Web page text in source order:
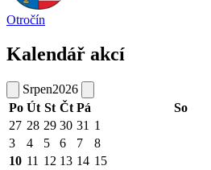
Otročín
Kalendář akcí
Srpen2026
Po Út St Čt Pá So
27 28 29 30 31 1
3
4 5 6 7 8
10 11 12 13 14 15